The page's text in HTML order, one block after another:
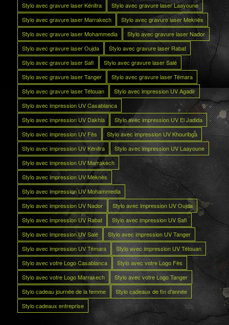
Stylo avec gravure laser Kénitra
Stylo avec gravure laser Laayoune
Stylo avec gravure laser Marrakech
Stylo avec gravure laser Meknès
Stylo avec gravure laser Mohammedia
Stylo avec gravure laser Nador
Stylo avec gravure laser Oujda
Stylo avec gravure laser Rabat
Stylo avec gravure laser Safi
Stylo avec gravure laser Salé
Stylo avec gravure laser Tanger
Stylo avec gravure laser Témara
Stylo avec gravure laser Tétouan
Stylo avec impression UV Agadir
Stylo avec impression UV Casablanca
Stylo avec impression UV Dakhla
Stylo avec impression UV El Jadida
Stylo avec impression UV Fès
Stylo avec impression UV Khouribga
Stylo avec impression UV Kénitra
Stylo avec impression UV Laayoune
Stylo avec impression UV Marrakech
Stylo avec impression UV Meknès
Stylo avec impression UV Mohammedia
Stylo avec impression UV Nador
Stylo avec impression UV Oujda
Stylo avec impression UV Rabat
Stylo avec impression UV Safi
Stylo avec impression UV Salé
Stylo avec impression UV Tanger
Stylo avec impression UV Témara
Stylo avec impression UV Tétouan
Stylo avec votre Logo Casablanca
Stylo avec votre Logo Fès
Stylo avec votre Logo Marrakech
Stylo avec votre Logo Tanger
Stylo cadeau journée de la femme
Stylo cadeaux de fin d’année
Stylo cadeaux entreprise